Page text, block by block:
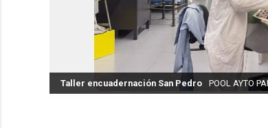
Taller encuadernación San Pedro POOL AYTO